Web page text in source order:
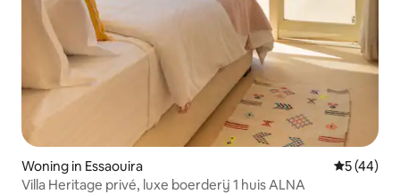
Woning in Essaouira
5 (44)
Villa Heritage privé, luxe boerderij 1 huis ALNA